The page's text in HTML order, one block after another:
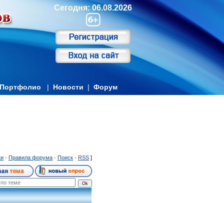
Сегодня: 06.08.2026
Портфолио | Новости | Форум
· Правила форума · Поиск · RSS ]